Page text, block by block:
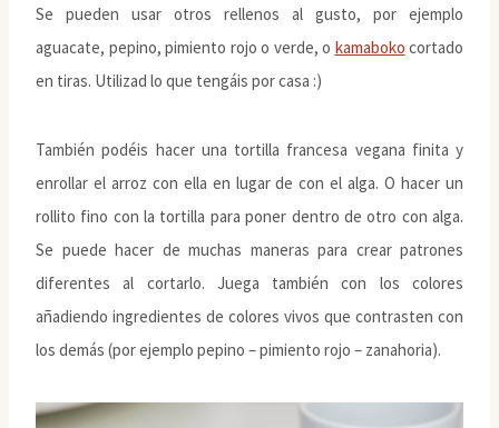
Se pueden usar otros rellenos al gusto, por ejemplo
aguacate, pepino, pimiento rojo o verde, o kamaboko cortado
en tiras. Utilizad lo que tengáis por casa :)
También podéis hacer una tortilla francesa vegana finita y
enrollar el arroz con ella en lugar de con el alga. O hacer un
rollito fino con la tortilla para poner dentro de otro con alga.
Se puede hacer de muchas maneras para crear patrones
diferentes al cortarlo. Juega también con los colores
añadiendo ingredientes de colores vivos que contrasten con
los demás (por ejemplo pepino – pimiento rojo – zanahoria).